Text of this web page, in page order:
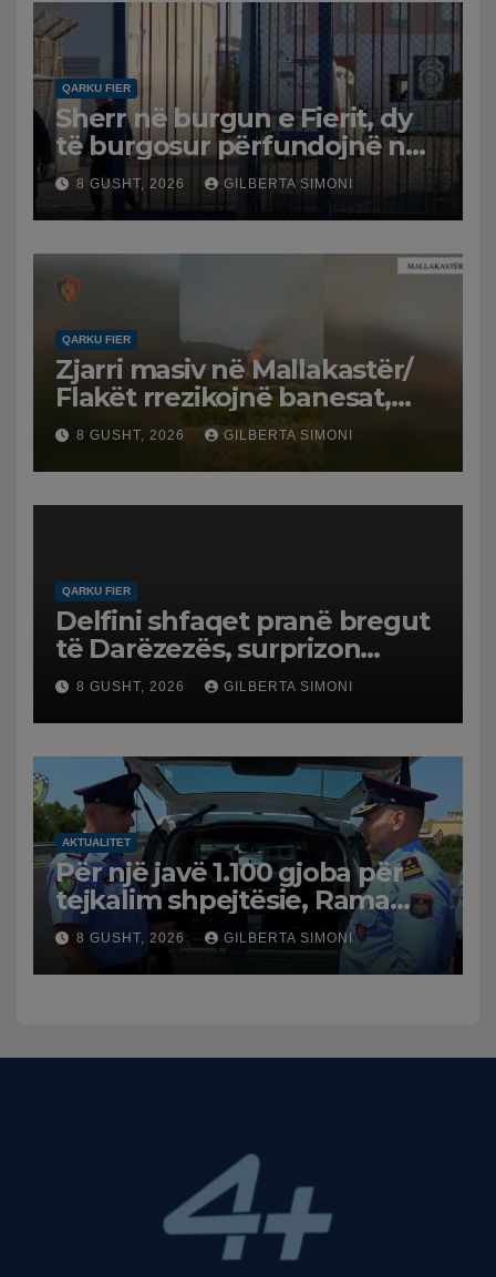
QARKU FIER
Sherr në burgun e Fierit, dy
të burgosur përfundojnë në
spital
8 GUSHT, 2026 GILBERTA SIMONI
QARKU FIER
Zjarri masiv në Mallakastër/
Flakët rrezikojnë banesat,
Policia evakuon disa familje
në Koilac
8 GUSHT, 2026 GILBERTA SIMONI
QARKU FIER
Delfini shfaqet pranë bregut
të Darëzezës, surprizon
pushuesit dhe banorët
8 GUSHT, 2026 GILBERTA SIMONI
AKTUALITET
Për një javë 1.100 gjoba për
tejkalim shpejtësie, Rama
publikon videon: Kamerat e
trafikut së shpejti në
funksion
8 GUSHT, 2026 GILBERTA SIMONI